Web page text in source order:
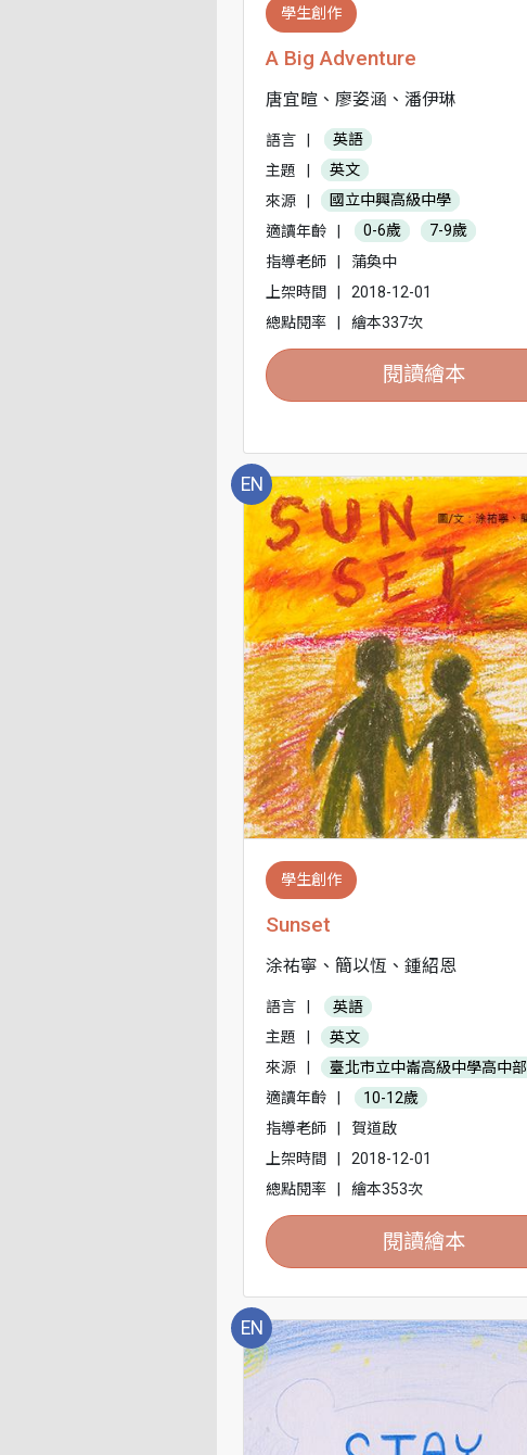
學生創作
A Big Adventure
唐宜暄、廖姿涵、潘伊琳
語言
英語
主題
英文
來源
國立中興高級中學
適讀年齡
0-6歲
7-9歲
指導老師
蒲奐中
上架時間
2018-12-01
總點閱率
繪本337次
閱讀繪本
EN
學生創作
Sunset
涂祐寧、簡以恆、鍾紹恩
語言
英語
主題
英文
來源
臺北市立中崙高級中學高中部
適讀年齡
10-12歲
指導老師
賀道啟
上架時間
2018-12-01
總點閱率
繪本353次
閱讀繪本
EN